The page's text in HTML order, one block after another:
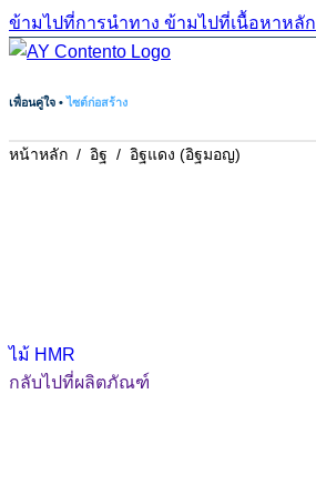
ข้ามไปที่การนำทาง ข้ามไปที่เนื้อหาหลัก
เพื่อนคู่ใจ • ไซต์ก่อสร้าง
หน้าหลัก / อิฐ / อิฐแดง (อิฐมอญ)
ไม้ HMR
กลับไปที่ผลิตภัณฑ์